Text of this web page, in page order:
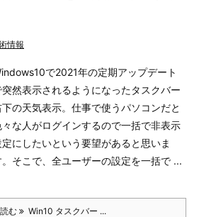
情報
で2021年の定期アップデート
突然表示されるようになったタスクバー
下の天気表示。仕事で使うパソコンだと
々な人がログインするので一括で非表示
定にしたいという要望があると思いま
。そこで、全ユーザーの設定を一括で ...
む Win10 タスクバー ...